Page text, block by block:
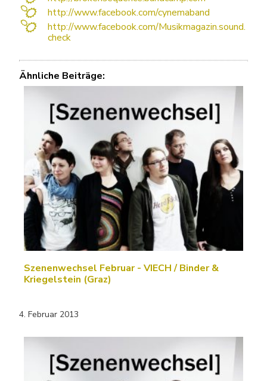
http://www.facebook.com/cynemaband
http://www.facebook.com/Musikmagazin.sound.
check
Ähnliche Beiträge:
Szenenwechsel Februar - VIECH / Binder &
Kriegelstein (Graz)
4. Februar 2013